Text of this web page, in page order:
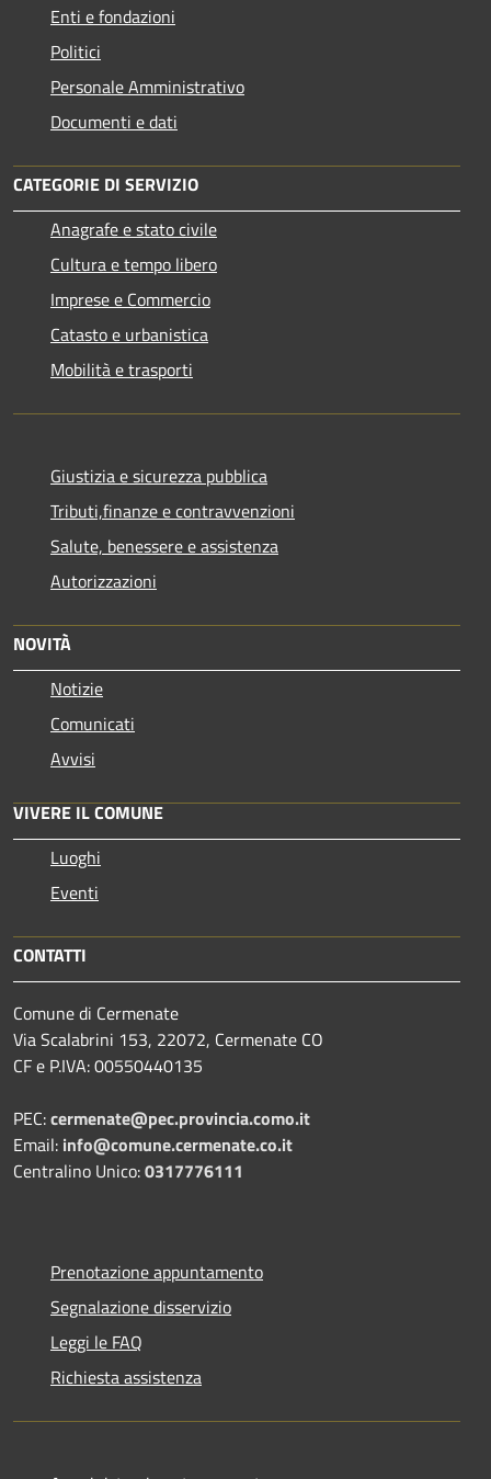
Enti e fondazioni
Politici
Personale Amministrativo
Documenti e dati
CATEGORIE DI SERVIZIO
Anagrafe e stato civile
Cultura e tempo libero
Imprese e Commercio
Catasto e urbanistica
Mobilità e trasporti
Giustizia e sicurezza pubblica
Tributi,finanze e contravvenzioni
Salute, benessere e assistenza
Autorizzazioni
NOVITÀ
Notizie
Comunicati
Avvisi
VIVERE IL COMUNE
Luoghi
Eventi
CONTATTI
Comune di Cermenate
Via Scalabrini 153, 22072, Cermenate CO
CF e P.IVA: 00550440135
PEC:cermenate@pec.provincia.como.it
Email: info@comune.cermenate.co.it
Centralino Unico:0317776111
Prenotazione appuntamento
Segnalazione disservizio
Leggi le FAQ
Richiesta assistenza